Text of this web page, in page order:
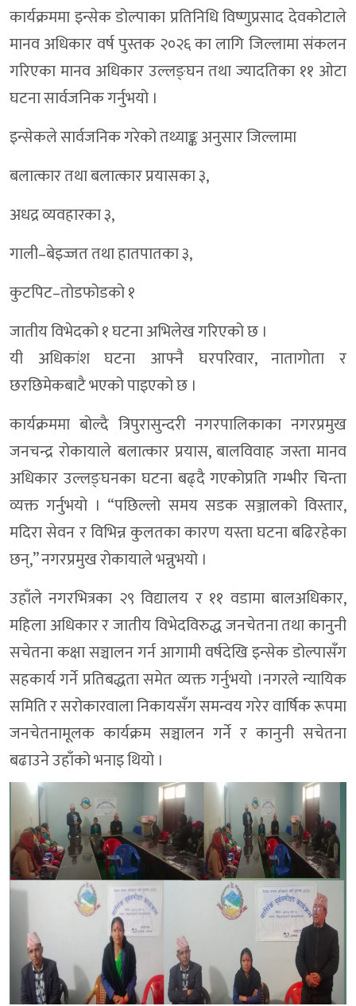
कार्यक्रममा इन्सेक डोल्पाका प्रतिनिधि विष्णुप्रसाद देवकोटाले
मानव अधिकार वर्ष पुस्तक २०२६ का लागि जिल्लामा संकलन
गरिएका मानव अधिकार उल्लङ्घन तथा ज्यादतिका ११ ओटा
घटना सार्वजनिक गर्नुभयो ।
इन्सेकले सार्वजनिक गरेको तथ्याङ्क अनुसार जिल्लामा
बलात्कार तथा बलात्कार प्रयासका ३,
अधद्र व्यवहारका ३,
गाली–बेइज्जत तथा हातपातका ३,
कुटपिट–तोडफोडको १
जातीय विभेदको १ घटना अभिलेख गरिएको छ ।
यी अधिकांश घटना आफ्नै घरपरिवार, नातागोता र
छरछिमेकबाटै भएको पाइएको छ ।
कार्यक्रममा बोल्दै त्रिपुरासुन्दरी नगरपालिकाका नगरप्रमुख
जनचन्द्र रोकायाले बलात्कार प्रयास, बालविवाह जस्ता मानव
अधिकार उल्लङ्घनका घटना बढ्दै गएकोप्रति गम्भीर चिन्ता
व्यक्त गर्नुभयो । “पछिल्लो समय सडक सञ्जालको विस्तार,
मदिरा सेवन र विभिन्न कुलतका कारण यस्ता घटना बढिरहेका
छन्,” नगरप्रमुख रोकायाले भन्नुभयो ।
उहाँले नगरभित्रका २९ विद्यालय र ११ वडामा बालअधिकार,
महिला अधिकार र जातीय विभेदविरुद्ध जनचेतना तथा कानुनी
सचेतना कक्षा सञ्चालन गर्न आगामी वर्षदेखि इन्सेक डोल्पासँग
सहकार्य गर्ने प्रतिबद्धता समेत व्यक्त गर्नुभयो ।नगरले न्यायिक
समिति र सरोकारवाला निकायसँग समन्वय गरेर वार्षिक रूपमा
जनचेतनामूलक कार्यक्रम सञ्चालन गर्ने र कानुनी सचेतना
बढाउने उहाँको भनाइ थियो ।